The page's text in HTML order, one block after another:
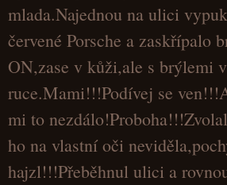
mlada.Najednou na ulici
červené Porsche a zaskřípalo
ON,zase v kůži,ale s brýlemi v
ruce.Mami!!!Podívej se
mi to
ho na vlastní oči
hajzl!!!Přeběhnul ulici a